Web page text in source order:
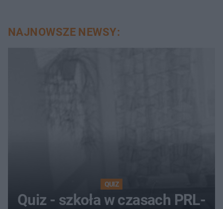
NAJNOWSZE NEWSY:
QUIZ
Quiz - szkoła w czasach PRL-